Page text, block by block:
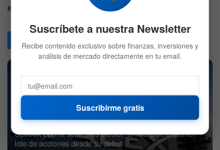
Etiquetas: Buffett Inversiones
SpaceX podría sufrir más presión al liberarse el primer
lote de acciones desde su debut
Suscríbete a nuestra Newsletter
Recibe contenido exclusivo sobre finanzas, inversiones y
análisis de mercado directamente en tu email.
Suscribirme gratis